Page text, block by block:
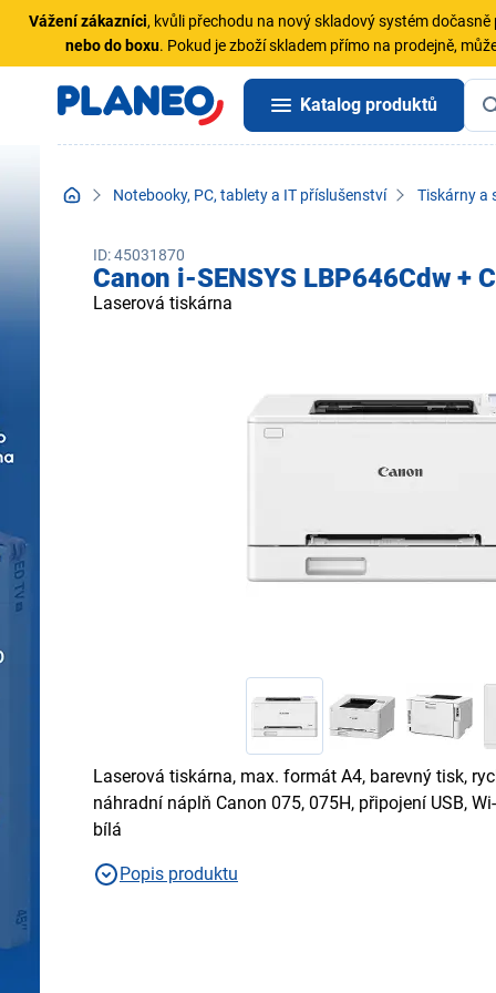
Vážení zákazníci, kvůli přechodu na nový skladový systém
nebo do boxu. Pokud je zboží skladem přímo na prodejně,
Katalog produktů
Notebooky, PC, tablety a IT příslušenství Tiskárny a
ID: 45031870
Canon i-SENSYS LBP646Cdw +
Laserová tiskárna
Laserová tiskárna, max. formát A4, barevný tisk, rychlost tisku 25 str/min,
náhradní náplň Canon 075, 075H, připojení USB,
bílá
Popis produktu